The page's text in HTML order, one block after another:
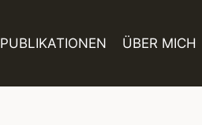
PUBLIKATIONEN ÜBER MICH